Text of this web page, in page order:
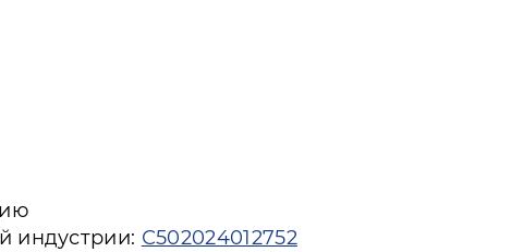
индустрии: С502024012752